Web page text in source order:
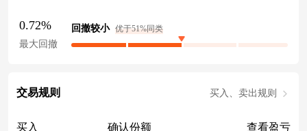
0.72%
最大回撤
回撤较小 优于51%同类
交易规则 买入、卖出规则
买入 确认份额 查看盈亏